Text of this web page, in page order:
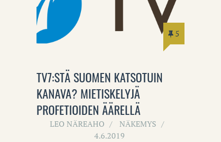
5
TV7:STÄ SUOMEN KATSOTUIN
KANAVA? MIETISKELYJÄ
PROFETIOIDEN ÄÄRELLÄ
LEO NÄREAHO
NÄKEMYS
4.6.2019